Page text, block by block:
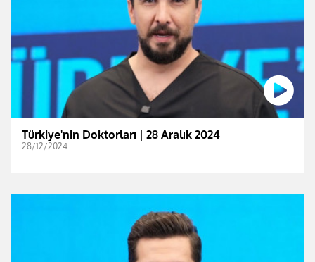
Türkiye'nin Doktorları | 28 Aralık 2024
28/12/2024